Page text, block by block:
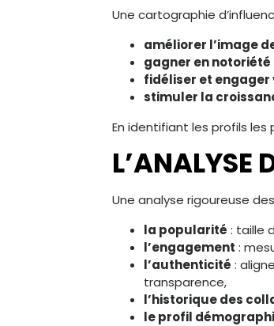
Une cartographie
améliorer l’image
gagner en notoriété
fidéliser et engager
stimuler la
En identifiant les profils
L’ANALYSE
Une analyse rigoureuse
la popularité : taille
l’engagement :
l’authenticité :
transparence,
l’historique des
le profil